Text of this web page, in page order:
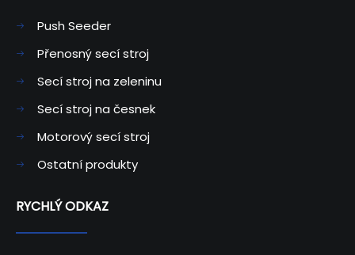
Push Seeder
Přenosný secí stroj
Secí stroj na zeleninu
Secí stroj na česnek
Motorový secí stroj
Ostatní produkty
RYCHLÝ ODKAZ